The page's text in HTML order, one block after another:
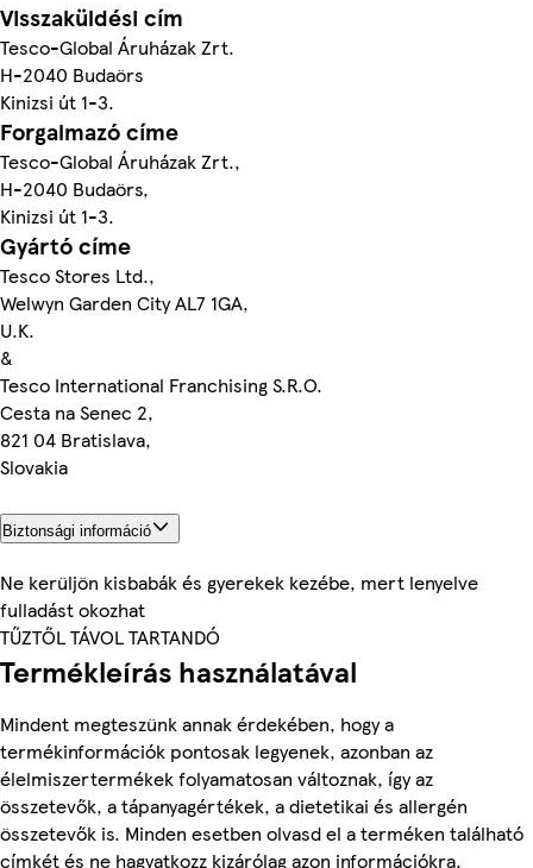
Visszaküldési cím
Tesco-Global Áruházak Zrt.
H-2040 Budaörs
Kinizsi út 1-3.
Forgalmazó címe
Tesco-Global Áruházak Zrt.,
H-2040 Budaörs,
Kinizsi út 1-3.
Gyártó címe
Tesco Stores Ltd.,
Welwyn Garden City AL7 1GA,
U.K.
&
Tesco International Franchising S.R.O.
Cesta na Senec 2,
821 04 Bratislava,
Slovakia
Biztonsági információ
Ne kerüljön kisbabák és gyerekek kezébe, mert lenyelve
fulladást okozhat
TŰZTŐL TÁVOL TARTANDÓ
Termékleírás használatával
Mindent megteszünk annak érdekében, hogy a
termékinformációk pontosak legyenek, azonban az
élelmiszertermékek folyamatosan változnak, így az
összetevők, a tápanyagértékek, a dietetikai és allergén
összetevők is. Minden esetben olvasd el a terméken található
címkét és ne hagyatkozz kizárólag azon információkra,